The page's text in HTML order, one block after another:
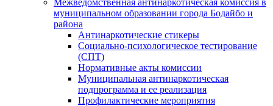
Межведомственная антинаркотическая комиссия в
муниципальном образовании города Бодайбо и
района
Антинаркотические стикеры
Социально-психологическое тестирование
(СПТ)
Нормативные акты комиссии
Муниципальная антинаркотическая
подпрограмма и ее реализация
Профилактические мероприятия